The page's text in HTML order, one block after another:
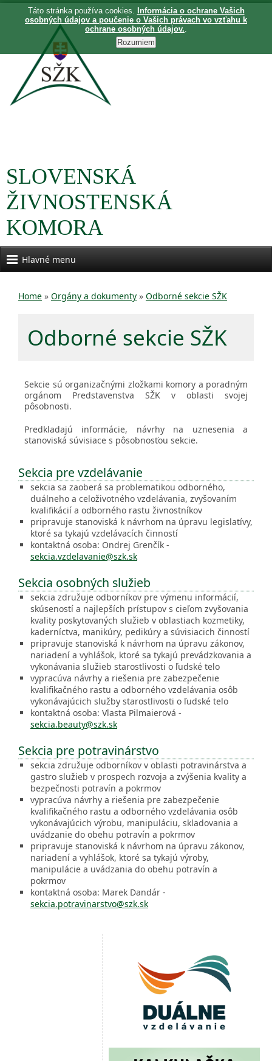
SLOVENSKÁ
ŽIVNOSTENSKÁ
KOMORA
Hlavné menu
Home » Orgány a dokumenty » Odborné sekcie SŽK
Odborné sekcie SŽK
Sekcie sú organizačnými zložkami komory a poradným
orgánom Predstavenstva SŽK v oblasti svojej
pôsobnosti.
Predkladajú informácie, návrhy na uznesenia a
stanoviská súvisiace s pôsobnosťou sekcie.
Sekcia pre vzdelávanie
sekcia sa zaoberá sa problematikou odborného,
duálneho a celoživotného vzdelávania, zvyšovaním
kvalifikácií a odborného rastu živnostníkov
pripravuje stanoviská k návrhom na úpravu legislatívy,
ktoré sa tykajú vzdelávacích činností
kontaktná osoba: Ondrej Grenčík -
sekcia.vzdelavanie@szk.sk
Sekcia osobných služieb
sekcia združuje odborníkov pre výmenu informácií,
skúseností a najlepších prístupov s cieľom zvyšovania
kvality poskytovaných služieb v oblastiach kozmetiky,
kaderníctva, manikúry, pedikúry a súvisiacich činností
pripravuje stanoviská k návrhom na úpravu zákonov,
nariadení a vyhlášok, ktoré sa tykajú prevádzkovania a
vykonávania služieb starostlivosti o ľudské telo
vypracúva návrhy a riešenia pre zabezpečenie
kvalifikačného rastu a odborného vzdelávania osôb
vykonávajúcich služby starostlivosti o ľudské telo
kontaktná osoba: Vlasta Pilmaierová -
sekcia.beauty@szk.sk
Sekcia pre potravinárstvo
sekcia združuje odborníkov v oblasti potravinárstva a
gastro služieb v prospech rozvoja a zvýšenia kvality a
bezpečnosti potravín a pokrmov
vypracúva návrhy a riešenia pre zabezpečenie
kvalifikačného rastu a odborného vzdelávania osôb
vykonávajúcich výrobu, manipuláciu, skladovania a
uvádzanie do obehu potravín a pokrmov
pripravuje stanoviská k návrhom na úpravu zákonov,
nariadení a vyhlášok, ktoré sa tykajú výroby,
manipulácie a uvádzania do obehu potravín a
pokrmov
kontaktná osoba: Marek Dandár -
sekcia.potravinarstvo@szk.sk
Táto stránka používa cookies.
Informácia o ochrane Vašich
osobných údajov a poučenie o Vašich právach vo vzťahu k
ochrane osobných údajov..